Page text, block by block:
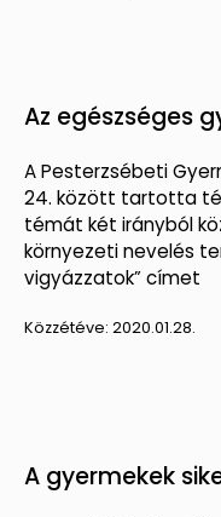
Az egészséges
A Pesterzsébeti
24. között tartotta
témát két irányból
környezeti nevelés
vigyázzatok” címet
Közzétéve: 2020.01.28.
A gyermekek